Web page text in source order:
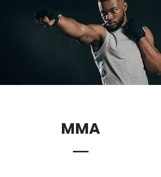
MMA